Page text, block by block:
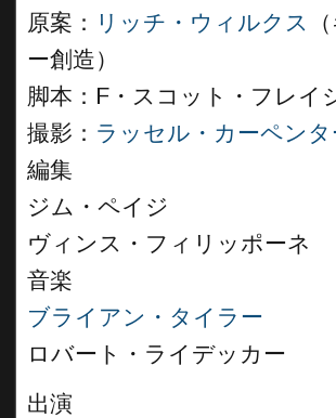
原案： リッチ・ウィルクス
ー創造）
脚本：F・スコット・フレイ
撮影： ラッセル・カーペンタ
編集
ジム・ペイジ
ヴィンス・フィリッポーネ
音楽
ブライアン・タイラー
ロバート・ライデッカー
出演